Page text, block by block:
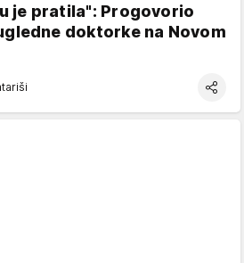
je pratila": Progovorio
doktorke na Novom